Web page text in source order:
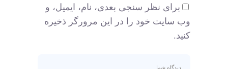
برای نظر سنجی بعدی، نام، ایمیل، و
وب سایت خود را در این مرورگر ذخیره
کنید.